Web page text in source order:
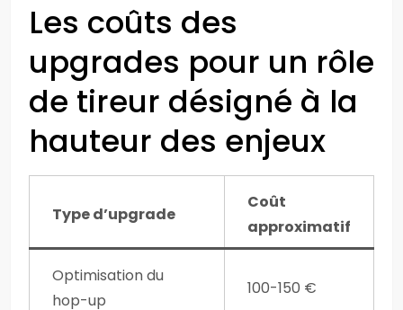
Les coûts des
upgrades pour un rôle
de tireur désigné à la
hauteur des enjeux
Type d’upgrade
Coût
approximatif
Optimisation du
hop-up
100-150 €